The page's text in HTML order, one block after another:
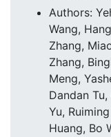
Authors:
Wang,
Zhang,
Zhang,
Meng,
Dandan
Yu,
Huang, Bo